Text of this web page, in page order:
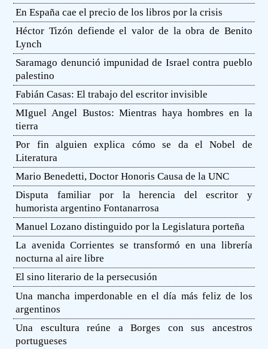
En España cae el precio de los libros por la crisis
Héctor Tizón defiende el valor de la obra de Benito
Lynch
Saramago denunció impunidad de Israel contra pueblo
palestino
Fabián Casas: El trabajo del escritor invisible
MIguel Angel Bustos: Mientras haya hombres en la
tierra
Por fin alguien explica cómo se da el Nobel de
Literatura
Mario Benedetti, Doctor Honoris Causa de la UNC
Disputa familiar por la herencia del escritor y
humorista argentino Fontanarrosa
Manuel Lozano distinguido por la Legislatura porteña
La avenida Corrientes se transformó en una librería
nocturna al aire libre
El sino literario de la persecusión
Una mancha imperdonable en el día más feliz de los
argentinos
Una escultura reúne a Borges con sus ancestros
portugueses